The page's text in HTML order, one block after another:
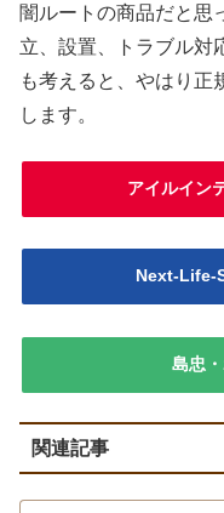
闇ルートの商品だと思
立、設置、トラブル対
も考えると、やはり正
します。
アイルイン
Next-Life-
島忠
関連記事